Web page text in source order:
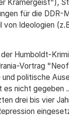
Krämergeist"),
für die DDR-
von Ideologien
Humboldt-
Vortrag
politische
es nicht gegeben
drei bis vier